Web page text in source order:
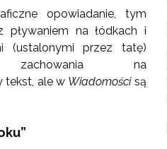
opowiadanie, tym
pływaniem na łódkach i
(ustalonymi przez tatę)
zachowania na
tekst, ale w Wiadomości są